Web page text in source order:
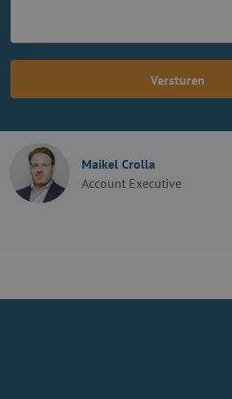
Versturen
Maikel Crolla
Account Executive